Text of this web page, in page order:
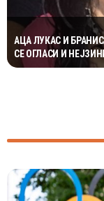
АЦА ЛУКАС И
СЕ ОГЛАСИ И